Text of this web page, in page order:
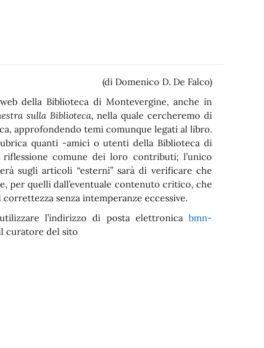
(di Domenico D. De Falco)
della Biblioteca di Montevergine, anche in
sulla Biblioteca, nella quale cercheremo di
approfondendo temi comunque legati al libro.
quanti -amici o utenti della Biblioteca di
comune dei loro contributi; l’unico
sugli articoli “esterni” sarà di verificare che
per quelli dall’eventuale contenuto critico, che
senza intemperanze eccessive.
l’indirizzo di posta elettronica bmn-
curatore del sito